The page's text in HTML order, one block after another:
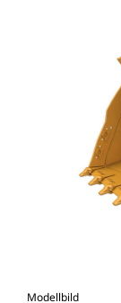
Modellbild